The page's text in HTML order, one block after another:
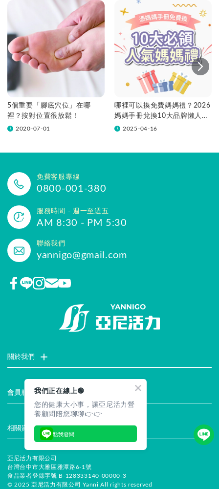
5個重要「腳底穴位」在哪
裡？按對位置很放鬆！
2020-07-01
哪裡可以換免費媽媽禮？2026
媽媽手冊兌換10大品牌懶人包
一次看！
2025-04-16
免費客服專線
0800-001-380
服務時間 - 週一至週五
AM 8:30 - PM 5:30
聯絡我們
yannigo@gmail.com
關於我們
會員服務
最新消息 註冊會員
試用索取 服務說明
相關資訊
常見問題 隱私權聲明
企業徵才 安全保證
合作提案
亞尼活力有限公司
台灣台中市大雅區雅潭路6-1號
食品業者登錄字號 B-128333140-00000-3
© 2025 亞尼活力有限公司 Yanni All rights reserved
我們正在線上🟢
您的健康大小事，讓亞尼活力營
養顧問陪您聊聊👉👉
點我發問